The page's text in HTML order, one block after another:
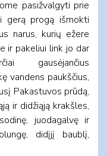
pasižvalgyti prie
gerą progą išmokti
narus, kurių ežere
ir pakeliui link jo dar
gausėjančius
vandens paukščius,
Pakastuvos prūdą,
ir didžiąją krakšles,
juodagalvę ir
didįjį baublį,